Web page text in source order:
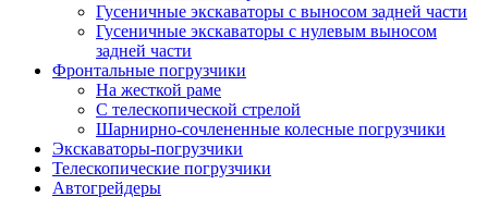
Гусеничные экскаваторы с выносом задней части
Гусеничные экскаваторы с нулевым выносом
задней части
Фронтальные погрузчики
На жесткой раме
С телескопической стрелой
Шарнирно-сочлененные колесные погрузчики
Экскаваторы-погрузчики
Телескопические погрузчики
Автогрейдеры